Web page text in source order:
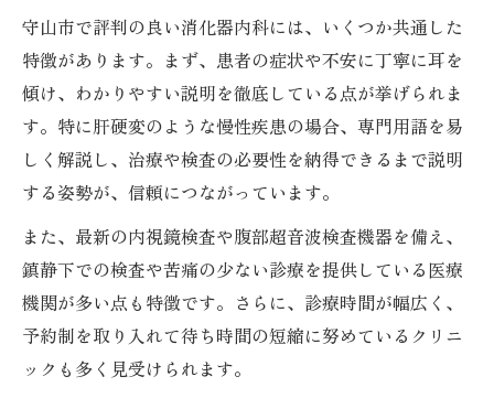
守山市で評判の良い消化器内科には、いくつか共通した
特徴があります。まず、患者の症状や不安に丁寧に耳を
傾け、わかりやすい説明を徹底している点が挙げられま
す。特に肝硬変のような慢性疾患の場合、専門用語を易
しく解説し、治療や検査の必要性を納得できるまで説明
する姿勢が、信頼につながっています。
また、最新の内視鏡検査や腹部超音波検査機器を備え、
鎮静下での検査や苦痛の少ない診療を提供している医療
機関が多い点も特徴です。さらに、診療時間が幅広く、
予約制を取り入れて待ち時間の短縮に努めているクリニ
ックも多く見受けられます。